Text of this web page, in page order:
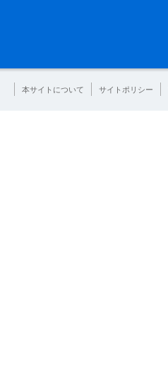
本サイトについて サイトポリシー